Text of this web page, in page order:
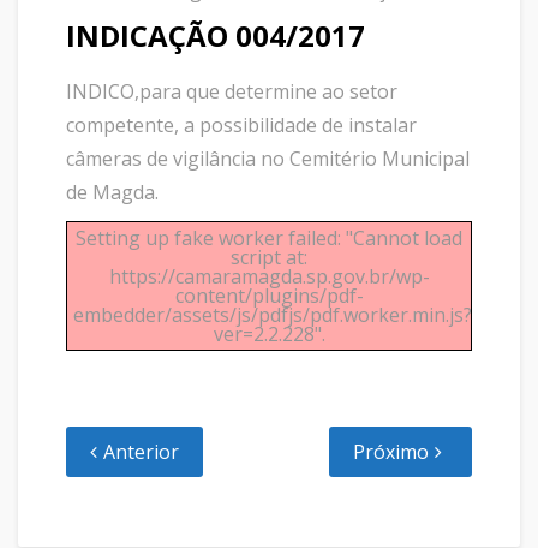
INDICAÇÃO 004/2017
INDICO,para que determine ao setor
competente, a possibilidade de instalar
câmeras de vigilância no Cemitério Municipal
de Magda.
Setting up fake worker failed: "Cannot load
script at:
https://camaramagda.sp.gov.br/wp-
content/plugins/pdf-
embedder/assets/js/pdfjs/pdf.worker.min.js?
ver=2.2.228".
Anterior Próximo